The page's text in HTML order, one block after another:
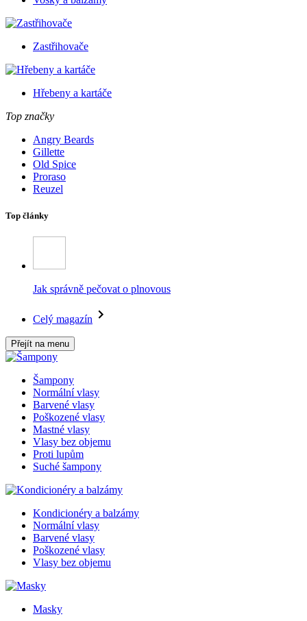
Zastřihovače
Hřebeny a kartáče
Top značky
Angry Beards
Gillette
Old Spice
Proraso
Reuzel
Top články
Jak správně pečovat o plnovous
Celý magazín
Přejít na menu
Šampony
Normální vlasy
Barvené vlasy
Poškozené vlasy
Mastné vlasy
Vlasy bez objemu
Proti lupům
Suché šampony
Kondicionéry a balzámy
Normální vlasy
Barvené vlasy
Poškozené vlasy
Vlasy bez objemu
Masky